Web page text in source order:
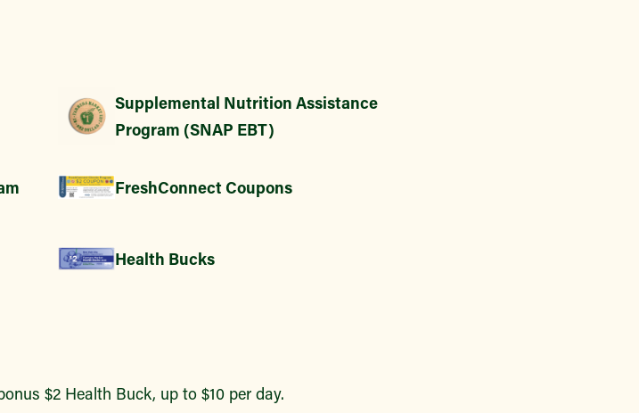
Supplemental Nutrition Assistance
Program (SNAP EBT)
FreshConnect Coupons
Health Bucks
$2 Health Buck, up to $10 per day.